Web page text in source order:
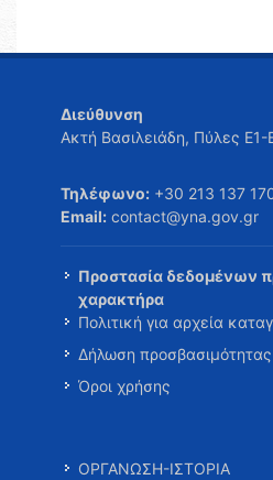
Διεύθυνση
Ακτή Βασιλειάδη, Πύλες
Τηλέφωνο: +30 213 137
Email: contact@yna.gov.gr
Προστασία δεδομένων
χαρακτήρα
Πολιτική για αρχεία
Δήλωση προσβασιμότητας
Όροι χρήσης
ΟΡΓΑΝΩΣΗ-ΙΣΤΟΡΙΑ